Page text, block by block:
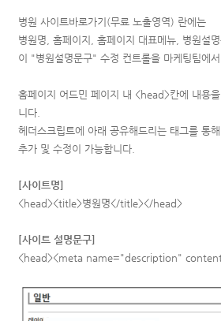
병원 사이트바로가기(무료 노출영역) 란에는
병원명, 홈페이지, 홈페이지 대표메뉴, 병원설
이 "병원설명문구" 수정 컨트롤을 마케팅팀에
홈페이지 어드민 페이지 내 <head>칸에 내용
니다.
헤더스크립트에 아래 공유해드리는 태그를 통
추가 및 수정이 가능합니다.
[사이트명]
<head><title>병원명</title></head>
[사이트 설명문구]
<head><meta name="description"